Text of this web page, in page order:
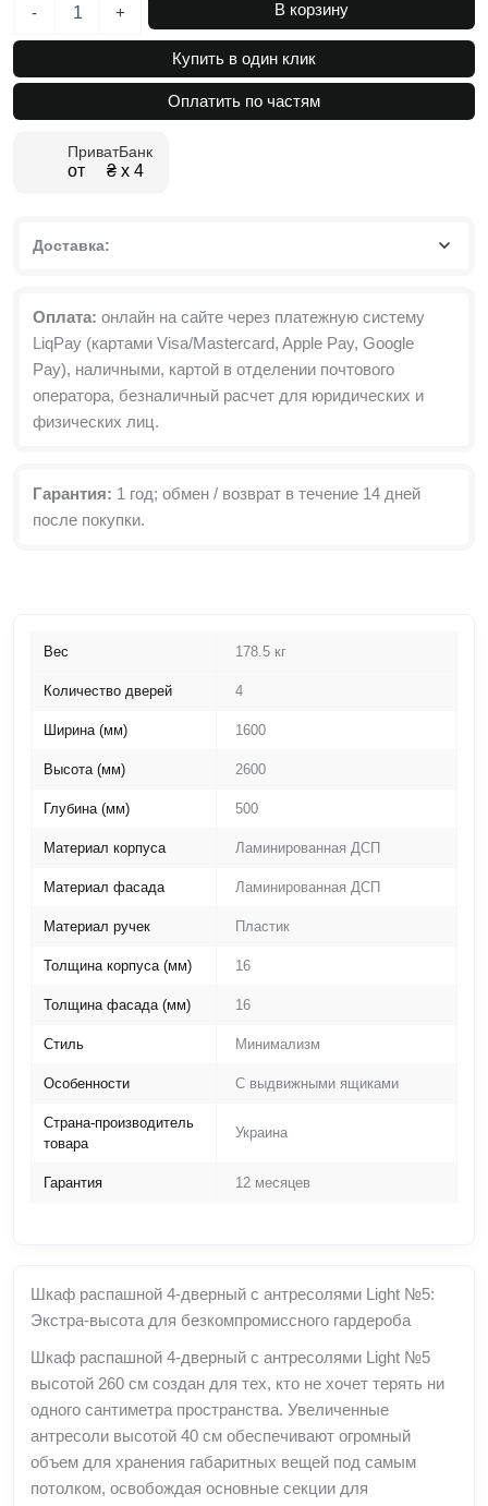
-
Шкаф
4-
антресолями
+ В корзину
Купить в один клик
Оплатить по частям
ПриватБанк
от ₴ х 4
Доставка:
Оплата: онлайн на сайте через платежную систему
LiqPay (картами Visa/Mastercard, Apple Pay, Google
Pay), наличными, картой в отделении почтового
оператора, безналичный расчет для юридических и
физических лиц.
Гарантия: 1 год; обмен / возврат в течение 14 дней
после покупки.
Вес 178.5 кг
Количество дверей 4
Ширина (мм) 1600
Высота (мм) 2600
Глубина (мм) 500
Материал корпуса Ламинированная ДСП
Материал фасада Ламинированная ДСП
Материал ручек Пластик
Толщина корпуса (мм) 16
Толщина фасада (мм) 16
Стиль Минимализм
Особенности С выдвижными ящиками
Страна-производитель
товара
Украина
Гарантия 12 месяцев
Шкаф распашной 4-дверный с антресолями Light №5:
Экстра-высота для безкомпромиссного гардероба
Шкаф распашной 4-дверный с антресолями Light №5
высотой 260 см создан для тех, кто не хочет терять ни
одного сантиметра пространства. Увеличенные
антресоли высотой 40 см обеспечивают огромный
объем для хранения габаритных вещей под самым
потолком, освобождая основные секции для